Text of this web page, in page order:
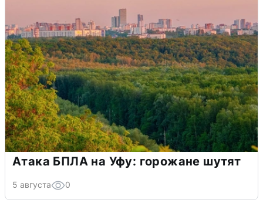
Атака БПЛА на Уфу: горожане шутят
5 августа 0